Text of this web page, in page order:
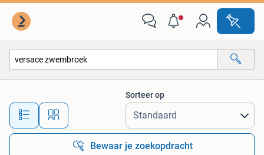
Alle afstanden…
Sorteer op
Bewaar je zoekopdracht